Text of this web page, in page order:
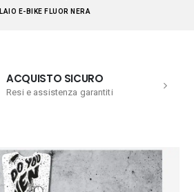
E-BIKE FLUOR NERA
ACQUISTO SICURO
Resi e assistenza garantiti